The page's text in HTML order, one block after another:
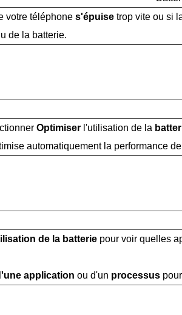
votre téléphone s'épuisetrop vite ou si
de la batterie.
Optimiserl'utilisation de la
automatiquement la performance
de la batteriepour voir quelles
application ou d'un processus